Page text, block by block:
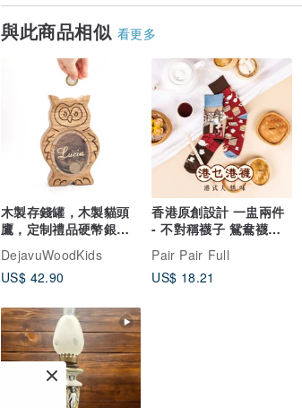
與此商品相似 看更多
木製存錢罐，木製貓頭
鷹，定制禮品硬幣銀
行，動物存錢罐
DejavuWoodKids
US$ 42.90
香港原創設計 一盅兩件
- 不對稱襪子 鴛鴦襪
【港式 人情味】
Pair Pair Full
US$ 18.21